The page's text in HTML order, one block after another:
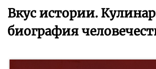
Вкус истории.
биография